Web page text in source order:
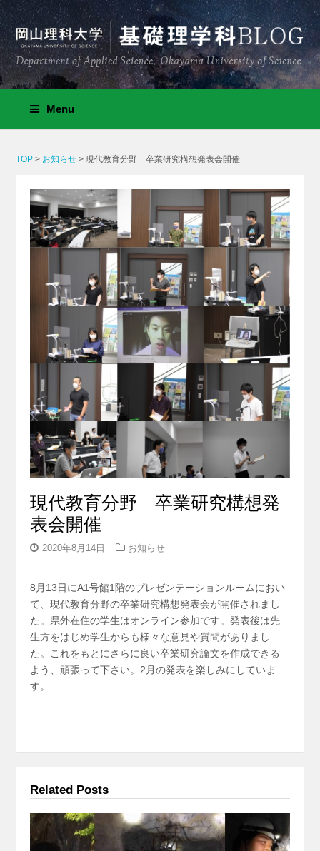
Menu
TOP > お知らせ >現代教育分野 卒業研究構想発表会開催
現代教育分野 卒業研究構想発
表会開催
2020年8月14日 お知らせ
8月13日にA1号館1階のプレゼンテーションルームにおい
て、現代教育分野の卒業研究構想発表会が開催されまし
た。県外在住の学生はオンライン参加です。発表後は先
生方をはじめ学生からも様々な意見や質問がありまし
た。これをもとにさらに良い卒業研究論文を作成できる
よう、頑張って下さい。2月の発表を楽しみにしていま
す。
Related Posts